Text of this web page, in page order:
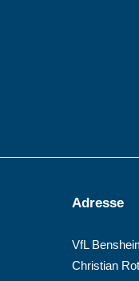
Adresse
VfL
Christian